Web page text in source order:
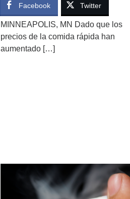
Facebook Twitter
MINNEAPOLIS, MN Dado que los
precios de la comida rápida han
aumentado […]